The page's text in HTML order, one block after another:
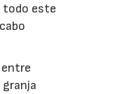
todo este